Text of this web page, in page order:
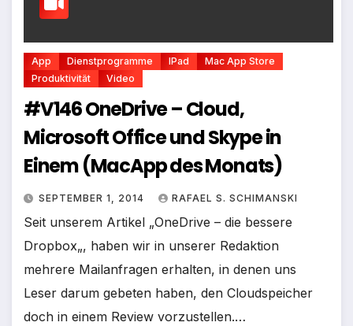
App Dienstprogramme IPad
Mac App Store
Produktivität
Video
#V146 OneDrive – Cloud,
Microsoft Office und Skype in
Einem (MacApp des Monats)
SEPTEMBER 1, 2014 RAFAEL S. SCHIMANSKI
Seit unserem Artikel „OneDrive – die bessere
Dropbox„, haben wir in unserer Redaktion
mehrere Mailanfragen erhalten, in denen uns
Leser darum gebeten haben, den Cloudspeicher
doch in einem Review vorzustellen.…